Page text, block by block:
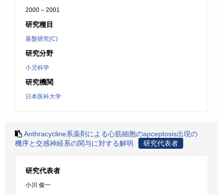
2000 – 2001
研究種目
基盤研究(C)
研究分野
小児科学
研究機関
日本医科大学
Anthracycline系薬剤による心筋細胞のapceptosis出現の
機序と交感神経系の関与に対する解明
研究代表者
研究代表者
小川 俊一